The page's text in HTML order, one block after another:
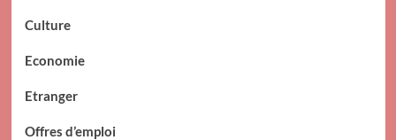
Culture
Economie
Etranger
Offres d’emploi